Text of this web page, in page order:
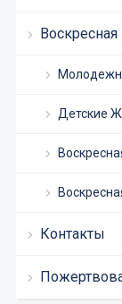
Детские
Контакты